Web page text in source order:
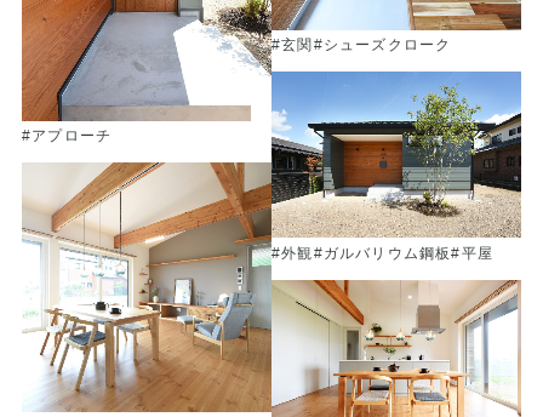
#玄関 #シューズクローク
#アプローチ
#外観 #ガルバリウム鋼板#平屋